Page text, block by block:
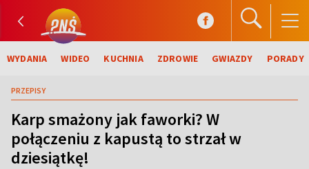
WYDANIA WIDEO KUCHNIA ZDROWIE GWIAZDY PORADY
PRZEPISY
Karp smażony jak faworki? W
połączeniu z kapustą to strzał w
dziesiątkę!